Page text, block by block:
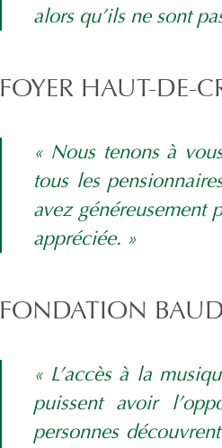
alors qu’ils ne sont
FOYER HAUT-DE-
« Nous tenons à
tous les
avez généreusement
appréciée. »
FONDATION
« L’accès à la
puissent avoir
personnes